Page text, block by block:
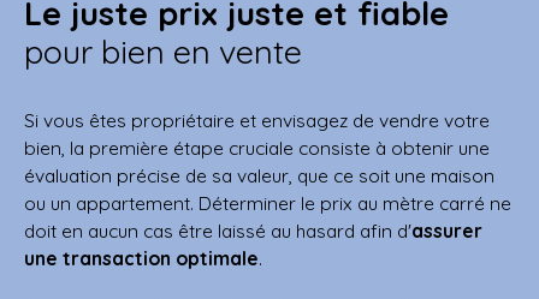
Le juste prix juste et fiable
pour bien en vente
Si vous êtes propriétaire et envisagez de vendre votre
bien, la première étape cruciale consiste à obtenir une
évaluation précise de sa valeur, que ce soit une maison
ou un appartement. Déterminer le prix au mètre carré ne
doit en aucun cas être laissé au hasard afin d'assurer
une transaction optimale.